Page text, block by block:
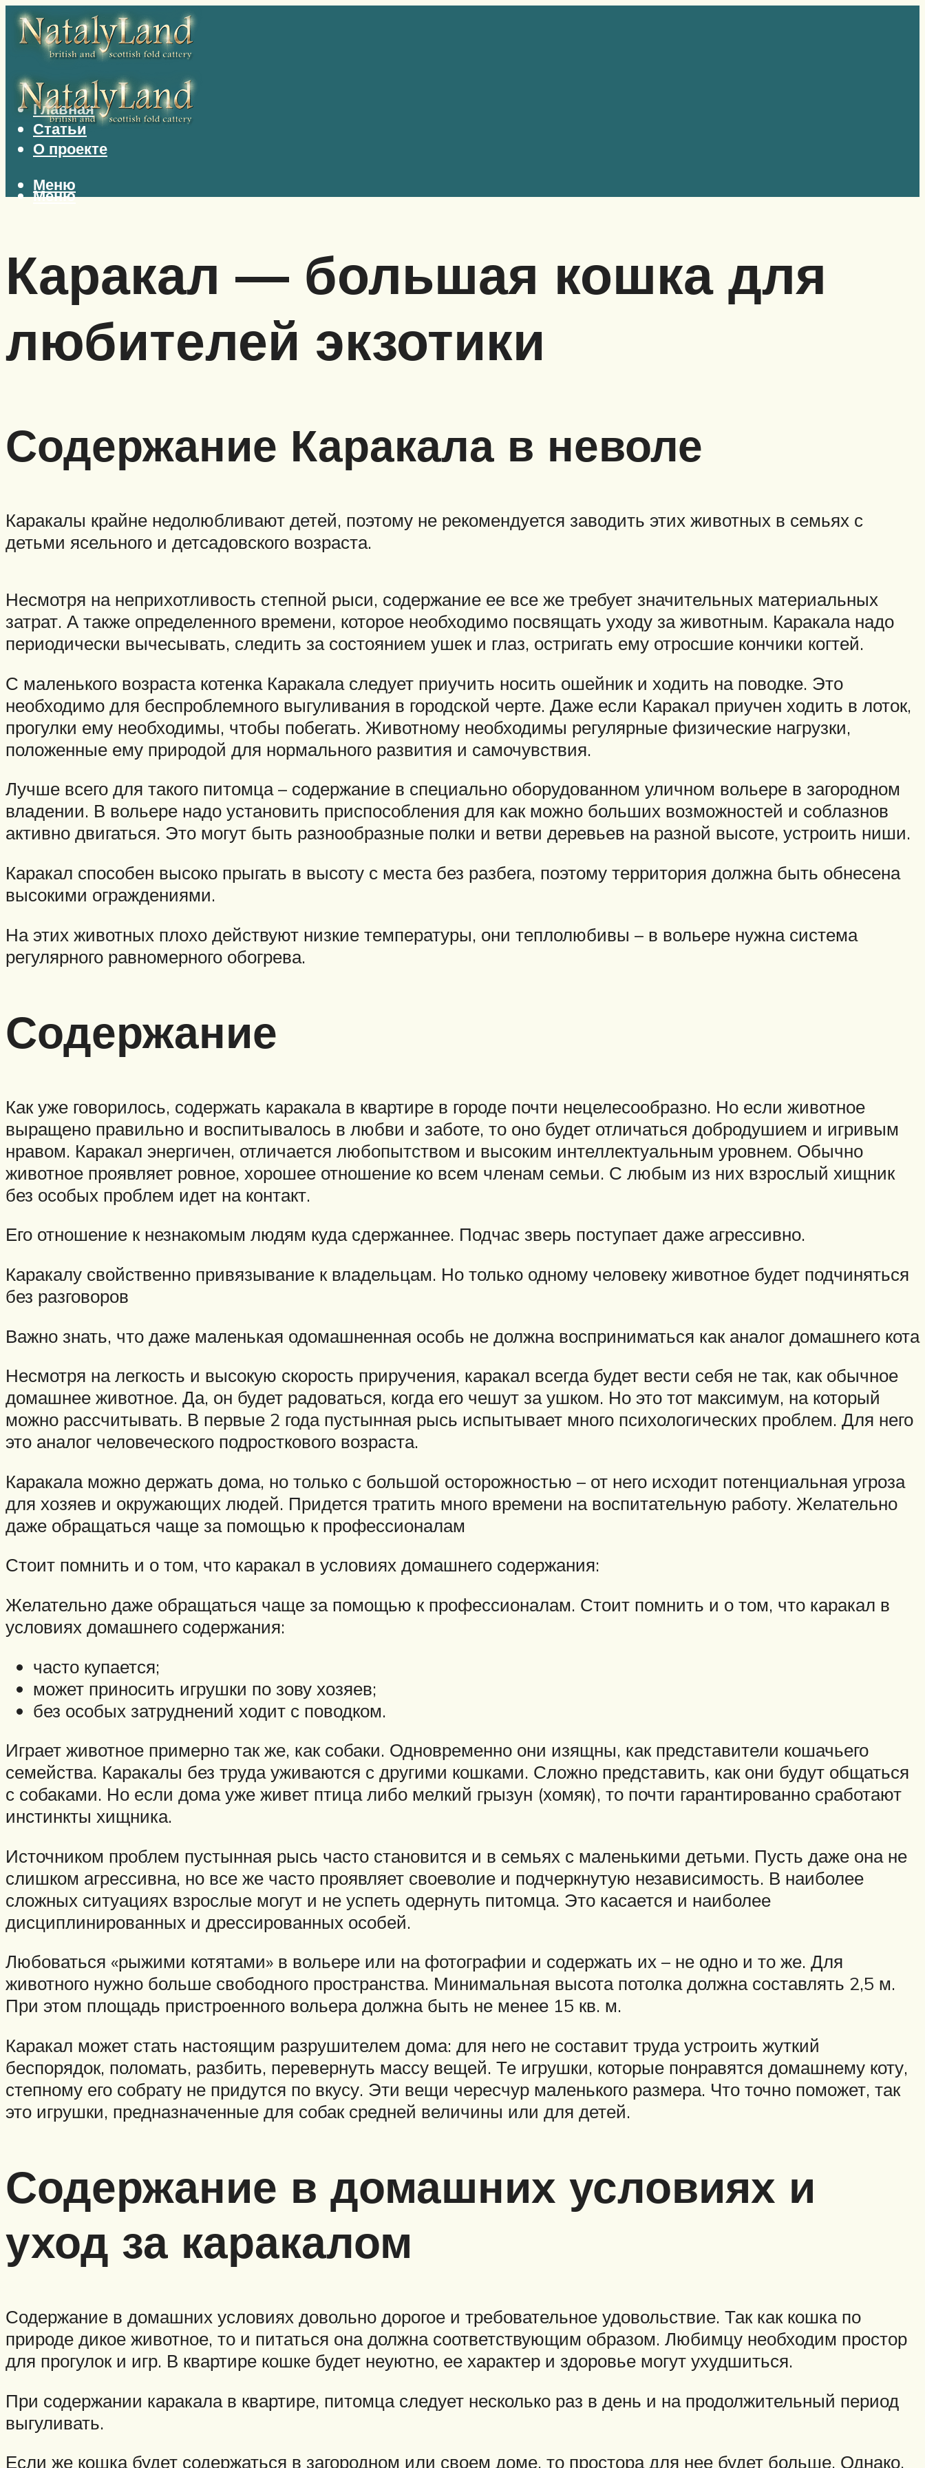
Главная
Статьи
О проекте
Меню
Меню
Каракал — большая кошка для
любителей экзотики
Содержание Каракала в неволе
Каракалы крайне недолюбливают детей, поэтому не рекомендуется заводить этих животных в семьях с
детьми ясельного и детсадовского возраста.
Несмотря на неприхотливость степной рыси, содержание ее все же требует значительных материальных
затрат. А также определенного времени, которое необходимо посвящать уходу за животным. Каракала надо
периодически вычесывать, следить за состоянием ушек и глаз, остригать ему отросшие кончики когтей.
С маленького возраста котенка Каракала следует приучить носить ошейник и ходить на поводке. Это
необходимо для беспроблемного выгуливания в городской черте. Даже если Каракал приучен ходить в лоток,
прогулки ему необходимы, чтобы побегать. Животному необходимы регулярные физические нагрузки,
положенные ему природой для нормального развития и самочувствия.
Лучше всего для такого питомца – содержание в специально оборудованном уличном вольере в загородном
владении. В вольере надо установить приспособления для как можно больших возможностей и соблазнов
активно двигаться. Это могут быть разнообразные полки и ветви деревьев на разной высоте, устроить ниши.
Каракал способен высоко прыгать в высоту с места без разбега, поэтому территория должна быть обнесена
высокими ограждениями.
На этих животных плохо действуют низкие температуры, они теплолюбивы – в вольере нужна система
регулярного равномерного обогрева.
Содержание
Как уже говорилось, содержать каракала в квартире в городе почти нецелесообразно. Но если животное
выращено правильно и воспитывалось в любви и заботе, то оно будет отличаться добродушием и игривым
нравом. Каракал энергичен, отличается любопытством и высоким интеллектуальным уровнем. Обычно
животное проявляет ровное, хорошее отношение ко всем членам семьи. С любым из них взрослый хищник
без особых проблем идет на контакт.
Его отношение к незнакомым людям куда сдержаннее. Подчас зверь поступает даже агрессивно.
Каракалу свойственно привязывание к владельцам. Но только одному человеку животное будет подчиняться
без разговоров
Важно знать, что даже маленькая одомашненная особь не должна восприниматься как аналог домашнего кота
Несмотря на легкость и высокую скорость приручения, каракал всегда будет вести себя не так, как обычное
домашнее животное. Да, он будет радоваться, когда его чешут за ушком. Но это тот максимум, на который
можно рассчитывать. В первые 2 года пустынная рысь испытывает много психологических проблем. Для него
это аналог человеческого подросткового возраста.
Каракала можно держать дома, но только с большой осторожностью – от него исходит потенциальная угроза
для хозяев и окружающих людей. Придется тратить много времени на воспитательную работу. Желательно
даже обращаться чаще за помощью к профессионалам
Стоит помнить и о том, что каракал в условиях домашнего содержания:
Желательно даже обращаться чаще за помощью к профессионалам. Стоит помнить и о том, что каракал в
условиях домашнего содержания:
часто купается;
может приносить игрушки по зову хозяев;
без особых затруднений ходит с поводком.
Играет животное примерно так же, как собаки. Одновременно они изящны, как представители кошачьего
семейства. Каракалы без труда уживаются с другими кошками. Сложно представить, как они будут общаться
с собаками. Но если дома уже живет птица либо мелкий грызун (хомяк), то почти гарантированно сработают
инстинкты хищника.
Источником проблем пустынная рысь часто становится и в семьях с маленькими детьми. Пусть даже она не
слишком агрессивна, но все же часто проявляет своеволие и подчеркнутую независимость. В наиболее
сложных ситуациях взрослые могут и не успеть одернуть питомца. Это касается и наиболее
дисциплинированных и дрессированных особей.
Любоваться «рыжими котятами» в вольере или на фотографии и содержать их – не одно и то же. Для
животного нужно больше свободного пространства. Минимальная высота потолка должна составлять 2,5 м.
При этом площадь пристроенного вольера должна быть не менее 15 кв. м.
Каракал может стать настоящим разрушителем дома: для него не составит труда устроить жуткий
беспорядок, поломать, разбить, перевернуть массу вещей. Те игрушки, которые понравятся домашнему коту,
степному его собрату не придутся по вкусу. Эти вещи чересчур маленького размера. Что точно поможет, так
это игрушки, предназначенные для собак средней величины или для детей.
Содержание в домашних условиях и
уход за каракалом
Содержание в домашних условиях довольно дорогое и требовательное удовольствие. Так как кошка по
природе дикое животное, то и питаться она должна соответствующим образом. Любимцу необходим простор
для прогулок и игр. В квартире кошке будет неуютно, ее характер и здоровье могут ухудшиться.
При содержании каракала в квартире, питомца следует несколько раз в день и на продолжительный период
выгуливать.
Если же кошка будет содержаться в загородном или своем доме, то простора для нее будет больше. Однако,